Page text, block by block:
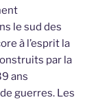
le sud des
à l’esprit la
par la
ans
guerres. Les